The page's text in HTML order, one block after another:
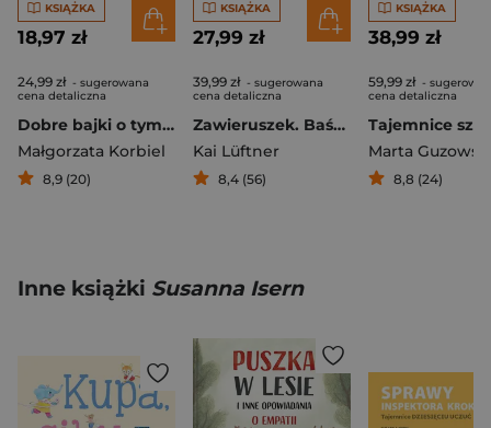
KSIĄŻKA
18,97 zł
24,99 zł - sugerowana
cena detaliczna
Dobre bajki o tym, że najważniejsza jest miłość
Małgorzata Korbiel
8,9 (20)
KSIĄŻKA
27,99 zł
39,99 zł - sugerowana
cena detaliczna
Zawieruszek. Baśń skandynawska
Kai Lüftner
8,4 (56)
KSIĄŻKA
38,99 zł
59,99 zł -
cena detaliczna
Marta
8,8 (24)
Inne książki Susanna Isern